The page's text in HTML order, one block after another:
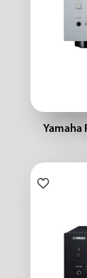
Yamaha